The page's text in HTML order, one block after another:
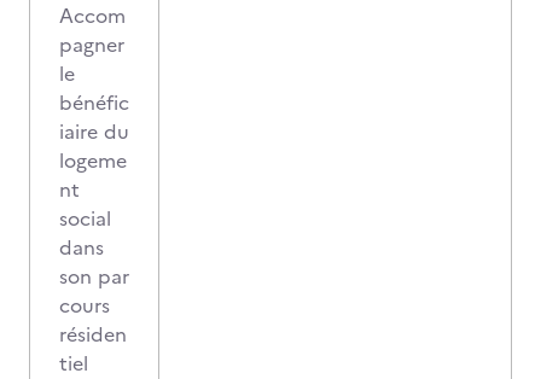
Accom
pagner
le
bénéfic
iaire du
logeme
nt
social
dans
son par
cours
résiden
tiel